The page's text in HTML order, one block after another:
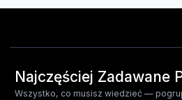
Najczęściej Zadawane
Wszystko, co musisz wiedzieć —